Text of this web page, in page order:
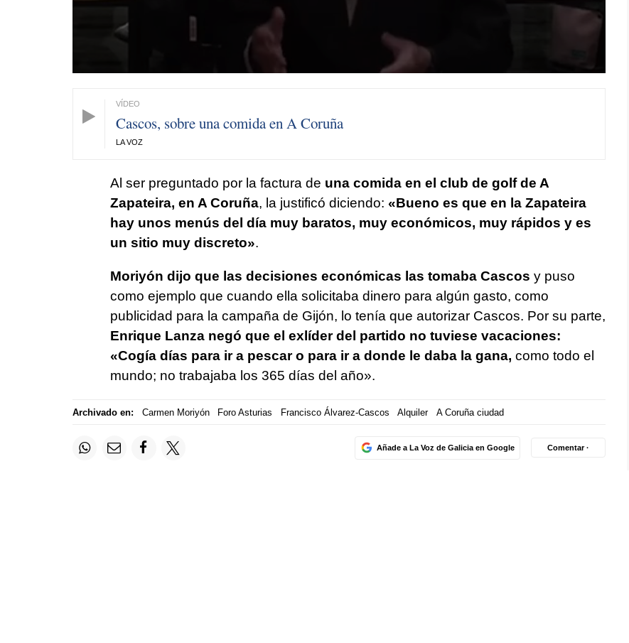
Cascos, sobre una comida en A Coruña
LA VOZ
Al ser preguntado por la factura de una comida en el club de golf de A
Zapateira, en A Coruña, la justificó diciendo: «Bueno es que en la Zapateira
hay unos menús del día muy baratos, muy económicos, muy rápidos y es
un sitio muy discreto».
Moriyón dijo que las decisiones económicas las tomaba Cascos y puso
como ejemplo que cuando ella solicitaba dinero para algún gasto, como
publicidad para la campaña de Gijón, lo tenía que autorizar Cascos. Por su parte,
Enrique Lanza negó que el exlíder del partido no tuviese vacaciones:
«Cogía días para ir a pescar o para ir a donde le daba la gana, como todo el
mundo; no trabajaba los 365 días del año».
Archivado en: Carmen Moriyón Foro Asturias Francisco Álvarez-Cascos Alquiler A Coruña ciudad
Añade a La Voz de Galicia en Google Comentar ·